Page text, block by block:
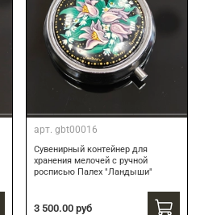
арт. gbt00016
Сувенирный контейнер для
хранения мелочей с ручной
росписью Палех "Ландыши"
3 500.00 руб